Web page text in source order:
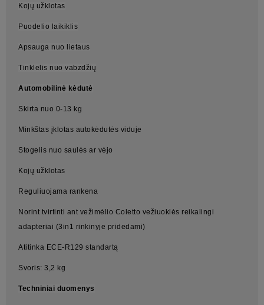
Kojų užklotas
Puodelio laikiklis
Apsauga nuo lietaus
Tinklelis nuo vabzdžių
Automobilinė kėdutė
Skirta nuo 0-13 kg
Minkštas įklotas autokėdutės viduje
Stogelis nuo saulės ar vėjo
Kojų užklotas
Reguliuojama rankena
Norint tvirtinti ant vežimėlio Coletto vežiuoklės reikalingi
adapteriai (3in1 rinkinyje pridedami)
Atitinka ECE-R129 standartą
Svoris: 3,2 kg
Techniniai duomenys